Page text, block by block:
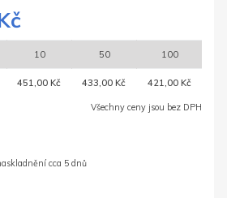
10 50 100
451,00 Kč 433,00 Kč 421,00 Kč
Všechny ceny jsou bez DPH
cca 5 dnů